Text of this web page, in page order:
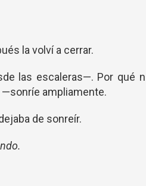
la volví a cerrar.
las escaleras—. Por qué
—sonríe ampliamente.
de sonreír.